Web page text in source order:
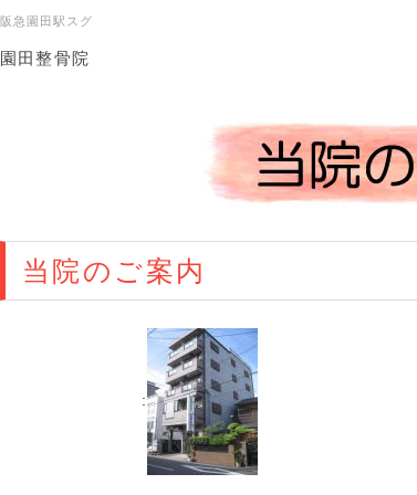
阪急園田駅スグ
園田整骨院
当院のご案内
: